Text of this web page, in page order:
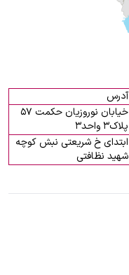
آدرس
خیابان نوروزیان حکمت ۵۷
پلاک۳ واحد۳
ابتدای خ شریعتی نبش کوچه
شهید نظافتی